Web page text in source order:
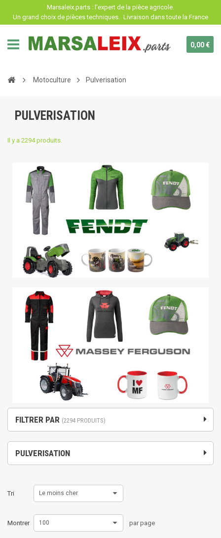
Marsaleix.parts : l'expert de la pièce agricole.
Un grand choix de pièces techniques. Livraison dans toute la France
0,00 €
Motoculture Pulverisation
PULVERISATION
Il y a 2294 produits.
PULVERISATION
FILTRER PAR (2294 PRODUITS)
Tri Le moins cher
Montrer 100 par page
Panneau de gestion des cookies